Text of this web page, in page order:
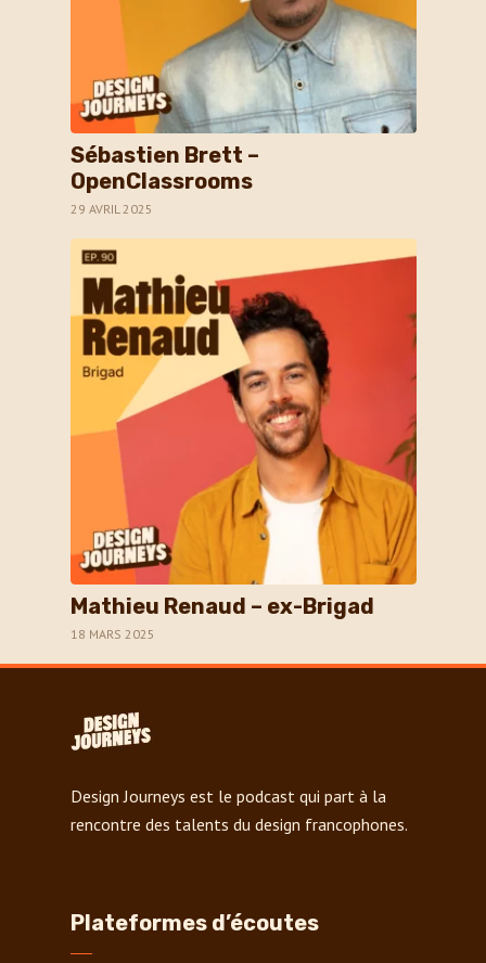
Sébastien Brett –
OpenClassrooms
29 AVRIL 2025
Mathieu Renaud – ex-Brigad
18 MARS 2025
Design Journeys est le podcast qui part à la
rencontre des talents du design francophones.
Plateformes d’écoutes